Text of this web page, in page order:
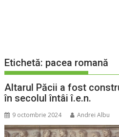
Etichetă: pacea romană
Altarul Păcii a fost
în secolul întâi î.e.n.
9 octombrie 2024 Andrei Albu